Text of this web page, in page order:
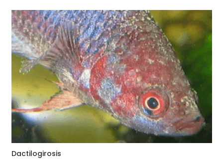
Dactilogirosis